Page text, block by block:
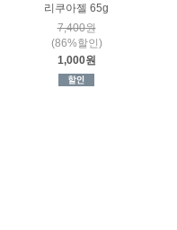
리쿠아젤 65g
7,400원
(86%할인)
1,000원